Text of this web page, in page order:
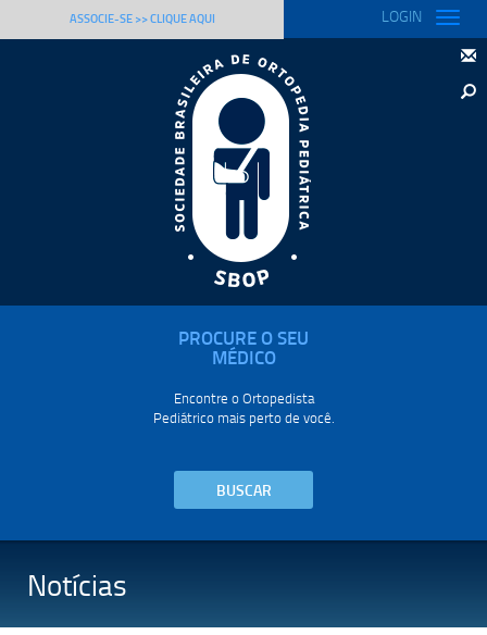
ASSOCIE-SE >> CLIQUE AQUI LOGIN
Toggle
PROCURE O SEU
MÉDICO
Encontre o Ortopedista
Pediátrico mais perto de você.
BUSCAR
Notícias